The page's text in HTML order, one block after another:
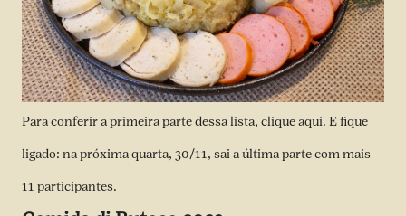
Para conferir a primeira parte dessa lista, cliqueaqui. E fique
ligado: na próxima quarta, 30/11, sai a última parte com mais
11 participantes.